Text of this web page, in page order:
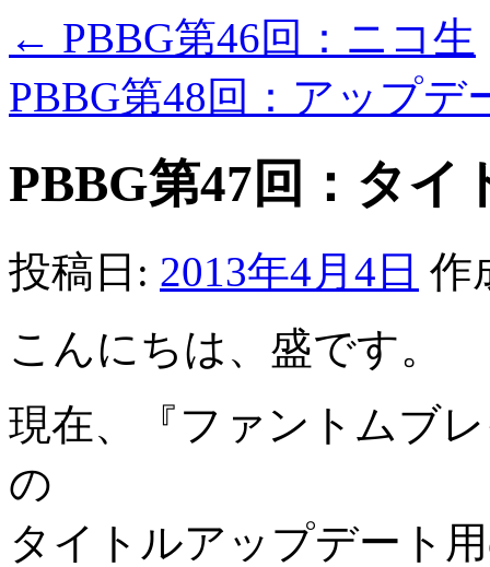
← PBBG第46回：ニコ生
PBBG第48回：アップ
PBBG第47回：タイ
投稿日: 2013年4月4日 作
こんにちは、盛です。
現在、『ファントムブ
の
タイトルアップデート